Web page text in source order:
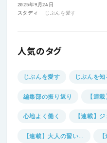
る
2025年9月24日
スタディ
じぶんを愛す
人気のタグ
じぶんを愛す じぶんを知
編集部の振り返り
心地よく働く
【連載】大人の習いごと図鑑